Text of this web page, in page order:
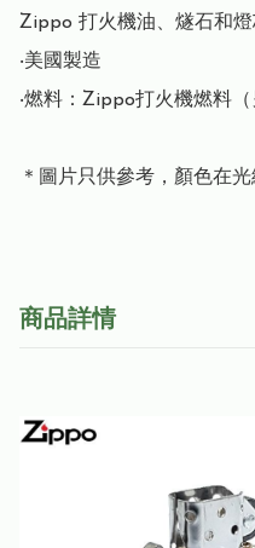
Zippo 打火機油、燧石和燈
‧美國製造
‧燃料：Zippo打火機燃料（
＊圖片只供參考，顏色在
商品詳情